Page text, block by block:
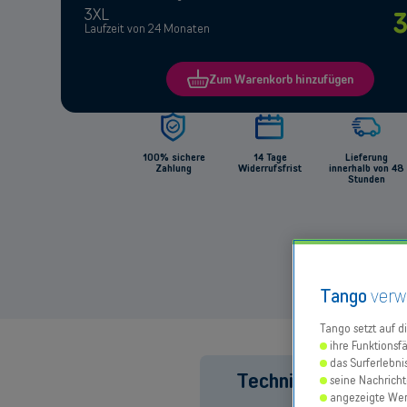
3XL
Laufzeit von 24 Monaten
Zum Warenkorb hinzufügen
100% sichere
Zahlung
14 Tage
Widerrufsfrist
Lieferung
innerhalb von 48
Stunden
Technische Daten
Tango
Tango setzt auf
ihre
das
seine
angezeigte